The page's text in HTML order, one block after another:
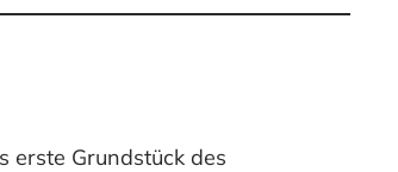
erste Grundstück des